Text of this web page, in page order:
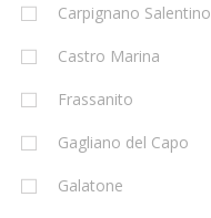
Carpignano Salentino
Castro Marina
Frassanito
Gagliano del Capo
Galatone